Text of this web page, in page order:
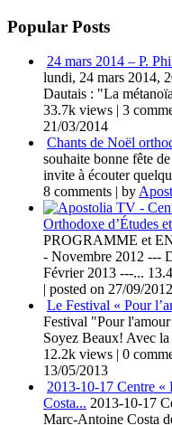
Popular Posts
24 mars 2014 – P.
lundi, 24 mars 2014,
Dautais : "La
33.7k views | 3
21/03/2014
Chants de Noël
souhaite bonne fête
invite à écouter
8 comments | by
Orthodoxe d’Études
PROGRAMME et
- Novembre 2012 ---
Février 2013 ---...
| posted on 27/09/2012
Le Festival « Pour
Festival "Pour
Soyez Beaux! Avec
12.2k views | 0
13/05/2013
2013-10-17 Centre
Costa... 2013-10-17
Marc-Antoine Costa